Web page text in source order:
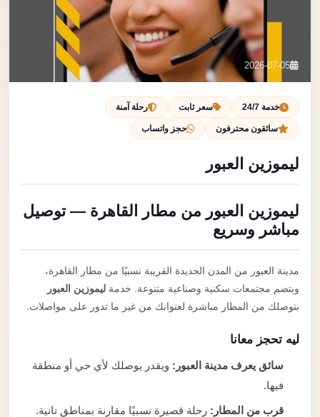
بنا
احجز الآن
2026-07-05
خدمة 24/7 سعر ثابت رحلة آمنة
سائقون محترفون حجز واتساب
ليموزين العبور
ليموزين العبور من مطار القاهرة — توصيل
مباشر وسريع
مدينة العبور من المدن الجديدة القريبة نسبيًا من مطار القاهرة،
وبتضم مجتمعات سكنية وصناعية متنوعة. خدمةليموزين العبور
بتوصلك من المطار مباشرة لعنوانك من غير ما تدور على مواصلات.
ليه تحجز معانا
سائق يعرف مدينة العبور:ويقدر يوصلك لأي حي أو منطقة
فيها.
قرب من المطار:رحلة قصيرة نسبيًا مقارنة بمناطق تانية.